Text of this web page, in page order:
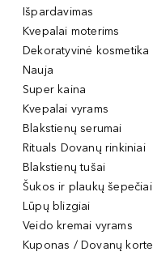
Išpardavimas
Kvepalai moterims
Dekoratyvinė kosmetika
Nauja
Super kaina
Kvepalai vyrams
Blakstienų serumai
Rituals Dovanų rinkiniai
Blakstienų tušai
Šukos ir plaukų šepečiai
Lūpų blizgiai
Veido kremai vyrams
Kuponas / Dovanų